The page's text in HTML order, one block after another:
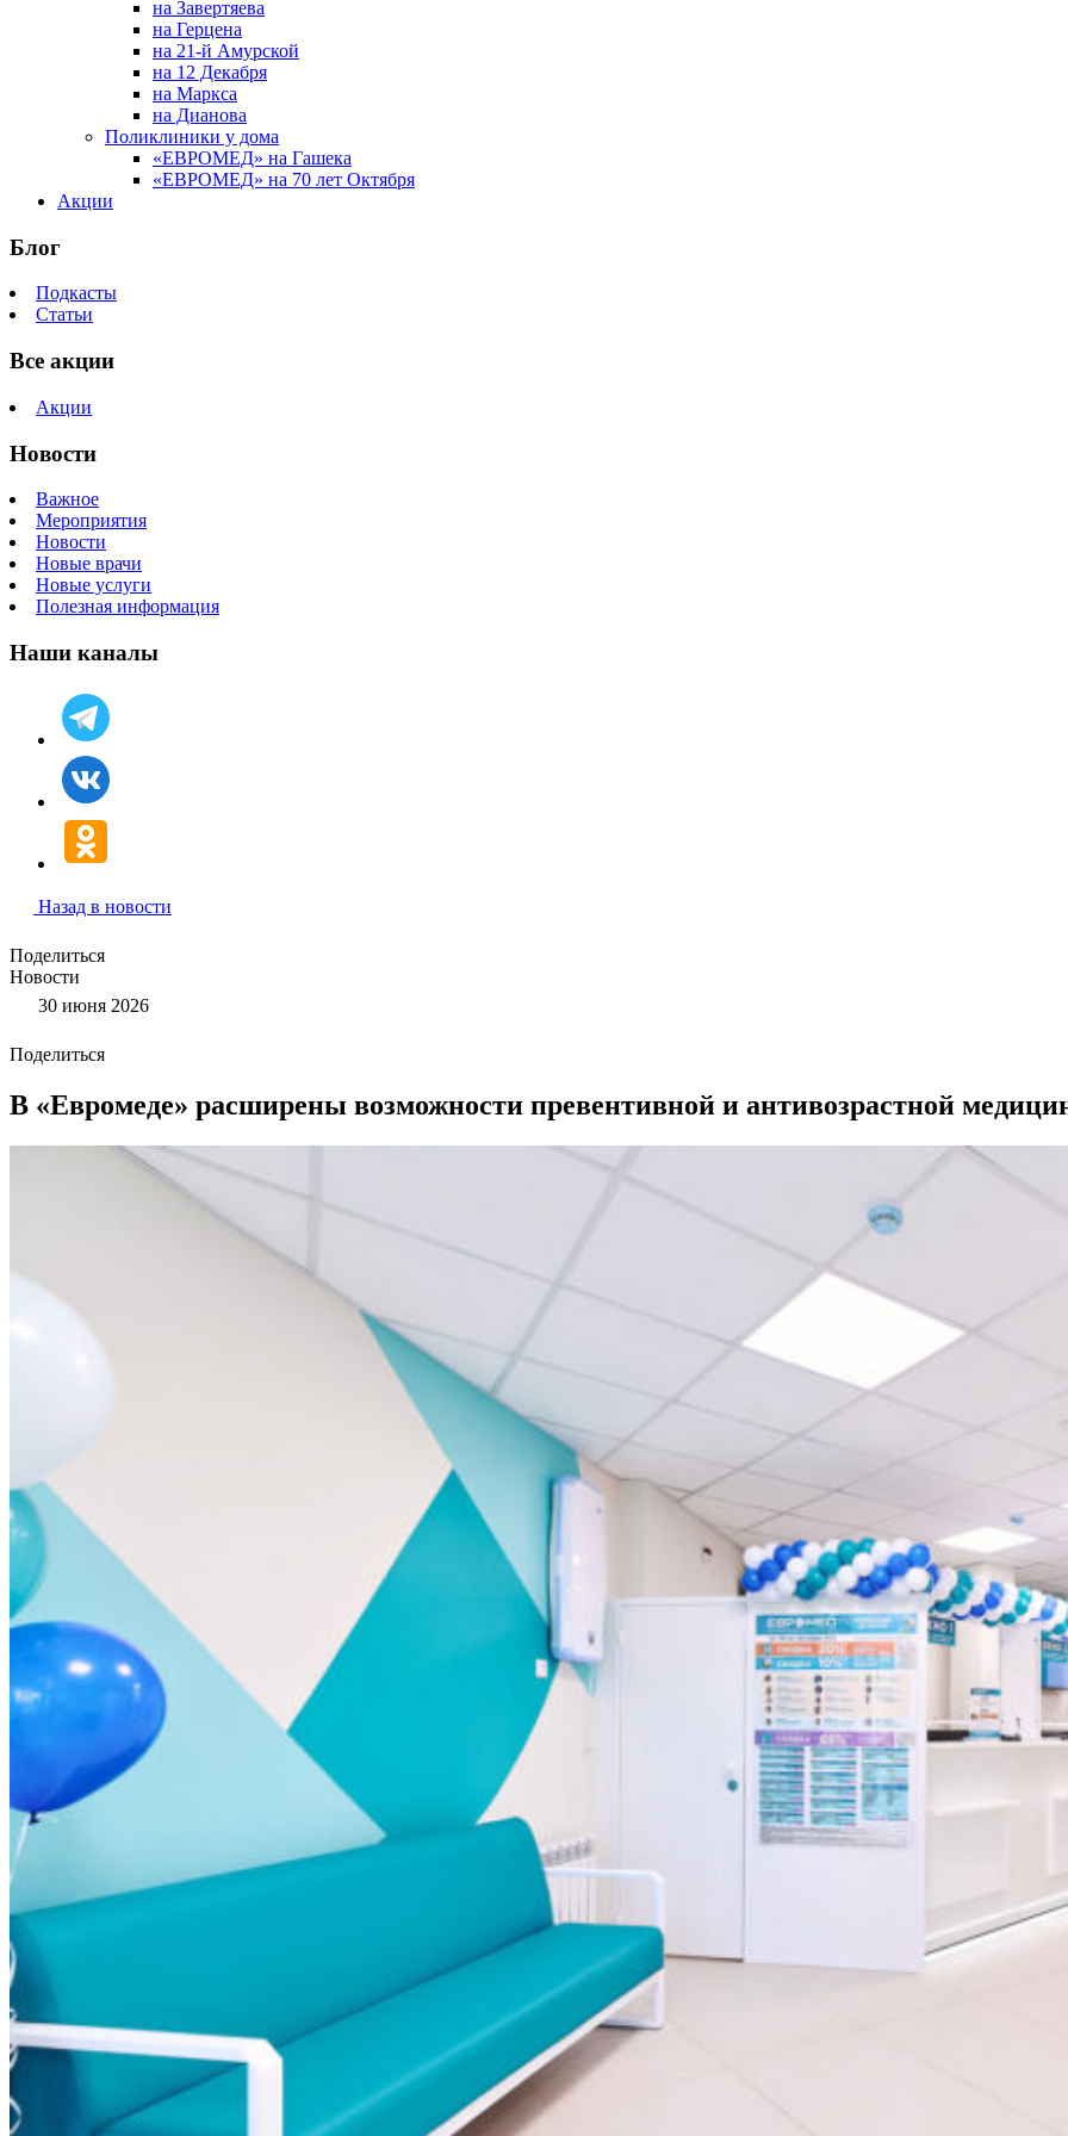
на Завертяева
на Герцена
на 21-й Амурской
на 12 Декабря
на Маркса
на Дианова
Поликлиники у дома
«ЕВРОМЕД» на Гашека
«ЕВРОМЕД» на 70 лет Октября
Акции
Блог
Подкасты
Статьи
Все акции
Акции
Новости
Важное
Мероприятия
Новости
Новые врачи
Новые услуги
Полезная информация
Наши каналы
Назад в новости
Поделиться
Новости
30 июня 2026
Поделиться
В «Евромеде» расширены возможности превентивной и антивозрастной